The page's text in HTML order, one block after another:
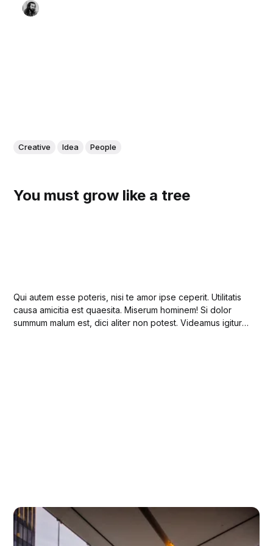
Creative Idea People
You must grow like a tree
Qui autem esse poteris, nisi te amor ipse ceperit. Utilitatis
causa amicitia est quaesita. Miserum hominem! Si dolor
summum malum est, dici aliter non potest. Videamus igitur